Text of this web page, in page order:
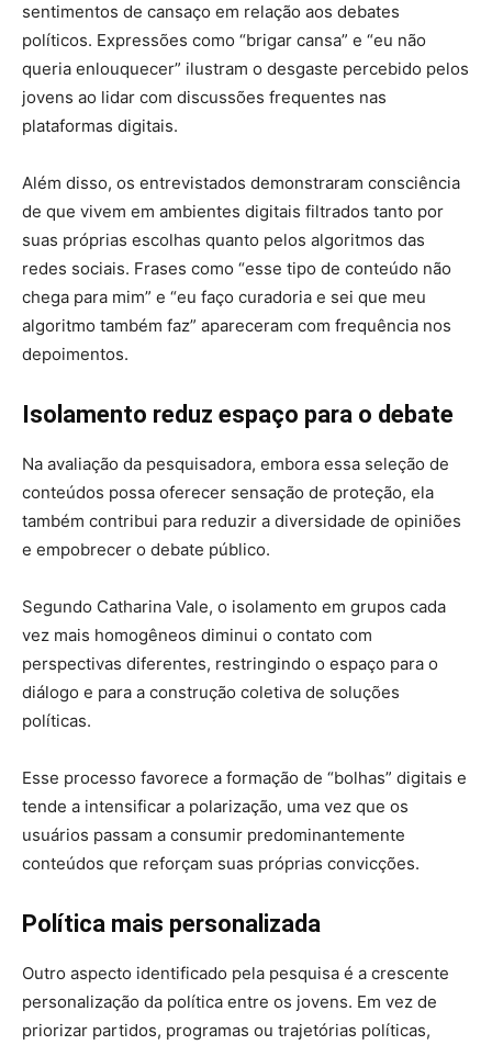
sentimentos de cansaço em relação aos debates
políticos. Expressões como “brigar cansa” e “eu não
queria enlouquecer” ilustram o desgaste percebido pelos
jovens ao lidar com discussões frequentes nas
plataformas digitais.
Além disso, os entrevistados demonstraram consciência
de que vivem em ambientes digitais filtrados tanto por
suas próprias escolhas quanto pelos algoritmos das
redes sociais. Frases como “esse tipo de conteúdo não
chega para mim” e “eu faço curadoria e sei que meu
algoritmo também faz” apareceram com frequência nos
depoimentos.
Isolamento reduz espaço para o debate
Na avaliação da pesquisadora, embora essa seleção de
conteúdos possa oferecer sensação de proteção, ela
também contribui para reduzir a diversidade de opiniões
e empobrecer o debate público.
Segundo Catharina Vale, o isolamento em grupos cada
vez mais homogêneos diminui o contato com
perspectivas diferentes, restringindo o espaço para o
diálogo e para a construção coletiva de soluções
políticas.
Esse processo favorece a formação de “bolhas” digitais e
tende a intensificar a polarização, uma vez que os
usuários passam a consumir predominantemente
conteúdos que reforçam suas próprias convicções.
Política mais personalizada
Outro aspecto identificado pela pesquisa é a crescente
personalização da política entre os jovens. Em vez de
priorizar partidos, programas ou trajetórias políticas,